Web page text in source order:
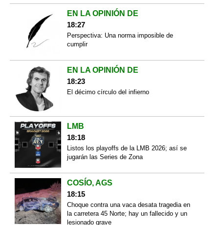
EN LA OPINIÓN DE
18:27
Perspectiva: Una norma imposible de
cumplir
EN LA OPINIÓN DE
18:23
El décimo círculo del infierno
LMB
18:18
Listos los playoffs de la LMB 2026; así se
jugarán las Series de Zona
COSÍO, AGS
18:15
Choque contra una vaca desata tragedia en
la carretera 45 Norte; hay un fallecido y un
lesionado grave